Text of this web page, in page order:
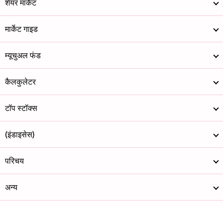
शेयर मार्केट
मार्केट गाइड
म्यूचुअल फंड
कैलकुलेटर
टॉप स्टॉक्स
(इंडाइसेस)
परिचय
अन्य